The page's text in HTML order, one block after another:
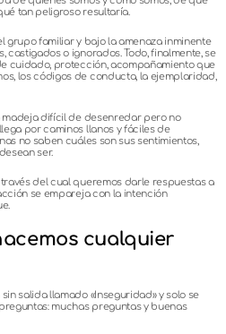
tan peligroso resultaría.
grupo familiar y bajo la amenaza inminente
o ignorados. Todo, finalmente, se
cuidado, protección, acompañamiento que
los códigos de conducta, la ejemplaridad,
madeja difícil de desenredar pero no
por caminos llanos y fáciles de
no saben cuáles son sus sentimientos,
ser.
del cual queremos darle respuestas a
se empareja con la intención
cualquier
salida llamado «Inseguridad» y solo se
muchas preguntas y buenas